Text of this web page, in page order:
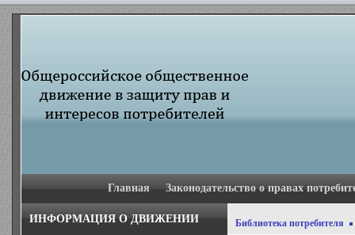
Главная Законодательство о правах
ИНФОРМАЦИЯ О ДВИЖЕНИИ Библиотека потребителя